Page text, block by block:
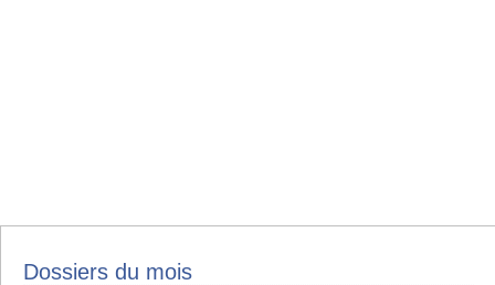
Dossiers du mois